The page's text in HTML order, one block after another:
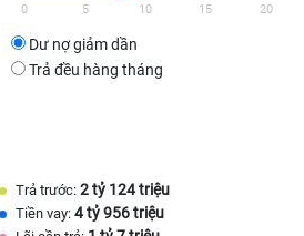
0 5 10 15 20
Dư nợ giảm dần
Trả đều hàng tháng
Trả trước: 2 tỷ 124 triệu
Tiền vay: 4 tỷ 956 triệu